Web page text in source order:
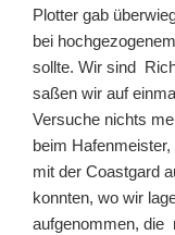
Plotter gab
bei
sollte. Wir sind
saßen wir auf
Versuche nichts
beim
mit der Coastgard
konnten, wo wir
aufgenommen, die